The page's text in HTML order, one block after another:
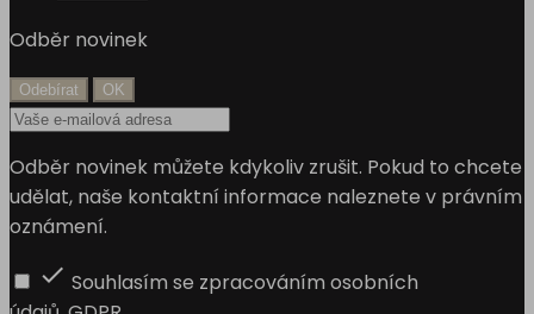
Odběr novinek
Odběr novinek můžete kdykoliv zrušit. Pokud to chcete
udělat, naše kontaktní informace naleznete v právním
oznámení.
 Souhlasím se zpracováním osobních